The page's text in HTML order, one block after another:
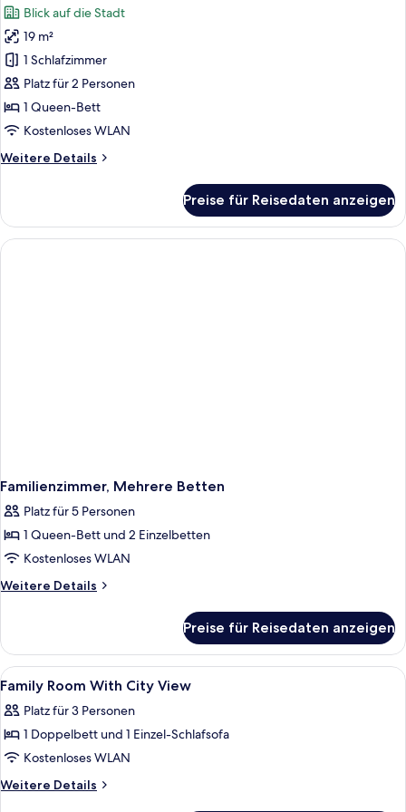
Stadtblick
für
Zimmer,
Queen-
Bett,
barrierefrei
Blick auf die Stadt
19 m²
1 Schlafzimmer
Platz für 2 Personen
1 Queen-Bett
Kostenloses WLAN
Weitere Details
Weitere
1
Queen-
Bett,
Preise für Reisedaten anzeigen
Familienzimmer, Mehrere Betten
Platz für 5 Personen
1 Queen-Bett und 2 Einzelbetten
Kostenloses WLAN
Weitere Details
Weitere
Mehrere
Betten
Preise für Reisedaten anzeigen
Alle
Fotos
für
Family
Room
With
Ein Hotelzimmer mit einem großen
8
Family Room With City View
Platz für 3 Personen
1 Doppelbett und 1 Einzel-Schlafsofa
Kostenloses WLAN
Weitere Details
Weitere